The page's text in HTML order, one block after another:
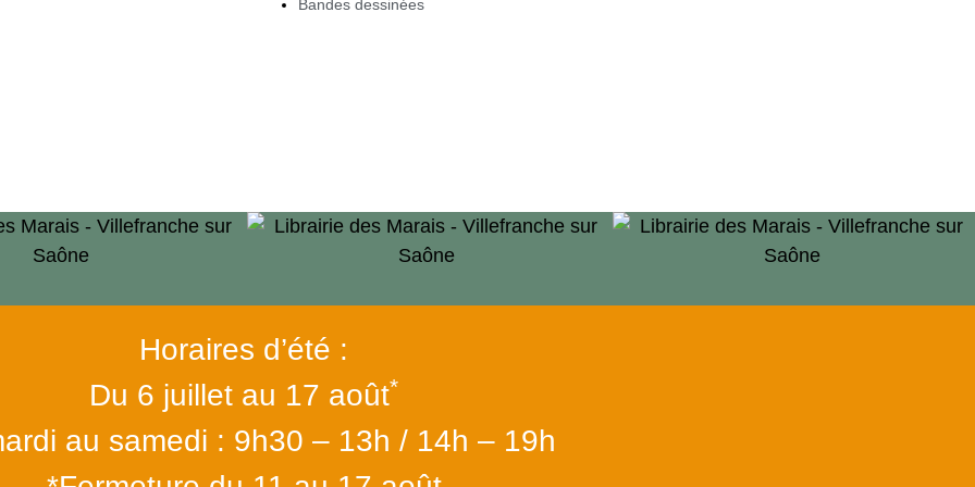
Bandes dessinées
Horaires d’été :
Du 6 juillet au 17 août*
au samedi : 9h30 – 13h / 14h – 19h